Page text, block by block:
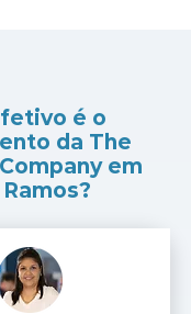
é o
da The
em